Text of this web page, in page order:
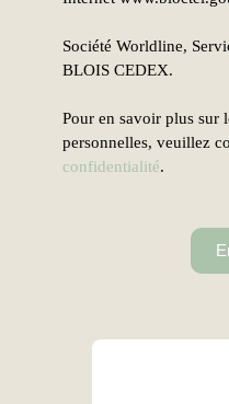
Société Worldline,
BLOIS CEDEX.
Pour en savoir plus sur
personnelles, veuillez
confidentialité.